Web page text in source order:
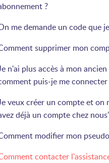
?
me demande un code que
supprimer mon
n'ai plus accès à mon
puis-je me connecter
veux créer un compte et on
déjà un compte chez
modifier mon
contacter